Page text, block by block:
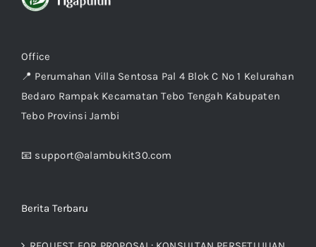
Office
📍 Perumahan Villa Sentosa Pal 4 Blok C No 1 Kelurahan
Bedaro Rampak Kecamatan Tebo Tengah Kabupaten
Tebo Provinsi Jambi
📧 support@alambukit30.com
Berita Terbaru